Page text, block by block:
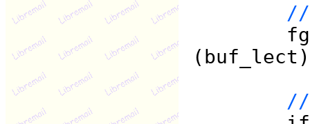
//
fgets
//